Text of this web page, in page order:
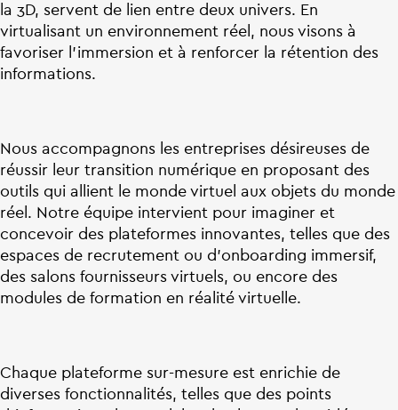
la 3D, servent de lien entre deux univers. En
virtualisant un environnement réel, nous visons à
favoriser l’immersion et à renforcer la rétention des
informations.
Nous accompagnons les entreprises désireuses de
réussir leur transition numérique en proposant des
outils qui allient le monde virtuel aux objets du monde
réel. Notre équipe intervient pour imaginer et
concevoir des plateformes innovantes, telles que des
espaces de recrutement ou d’onboarding immersif,
des salons fournisseurs virtuels, ou encore des
modules de formation en réalité virtuelle.
Chaque plateforme sur-mesure est enrichie de
diverses fonctionnalités, telles que des points